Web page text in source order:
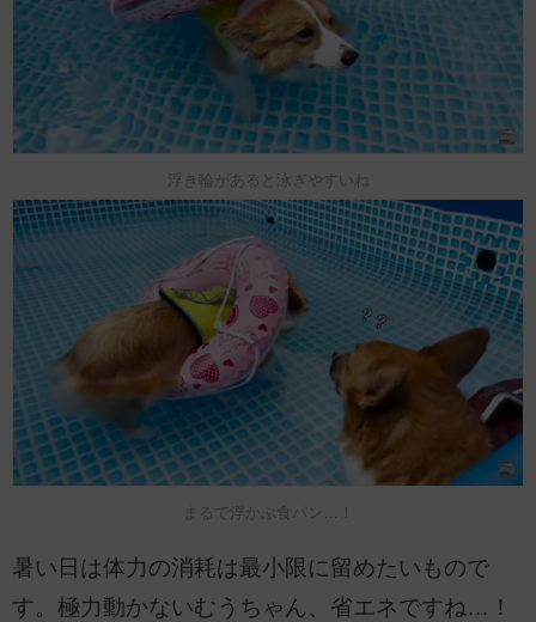
浮き輪があると泳ぎやすいね
まるで浮かぶ食パン…！
暑い日は体力の消耗は最小限に留めたいもので
す。極力動かないむうちゃん、省エネですね…！